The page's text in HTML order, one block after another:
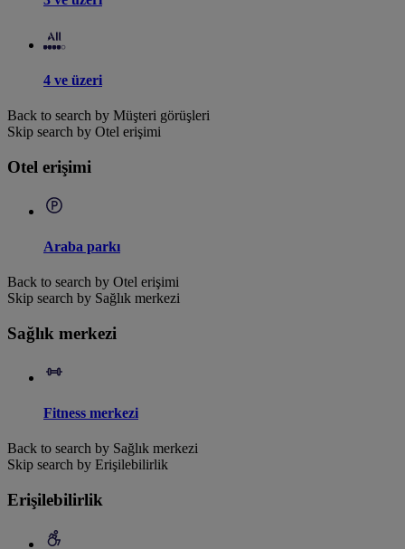
4 ve üzeri
Back to search by Müşteri görüşleri
Skip search by Otel erişimi
Otel erişimi
Araba parkı
Back to search by Otel erişimi
Skip search by Sağlık merkezi
Sağlık merkezi
Fitness merkezi
Back to search by Sağlık merkezi
Skip search by Erişilebilirlik
Erişilebilirlik